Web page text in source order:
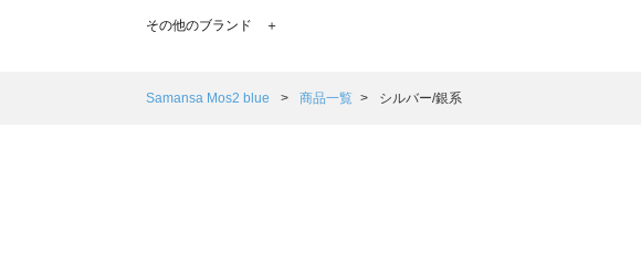
TSUHARU by Samansa Mos2（ツハルバイサマンサモスモス）の一覧
Samansa Mos2 Lagom（サマンサモスモス ラーゴム）の一覧
その他のブランド ＋
Samansa Mos2 blue 商品一覧 シルバー/銀系